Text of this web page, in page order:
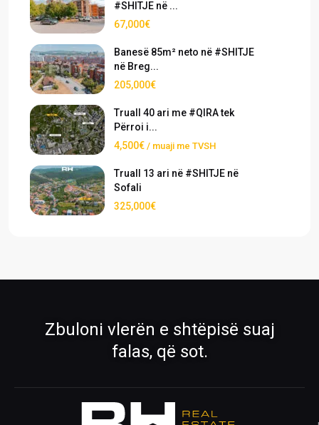
#SHITJE në ...
67,000€
Banesë 85m² neto në #SHITJE
në Breg...
205,000€
Truall 40 ari me #QIRA tek
Përroi i...
4,500€ / muaji me TVSH
Truall 13 ari në #SHITJE në
Sofali
325,000€
Zbuloni vlerën e shtëpisë suaj
falas, që sot.
Mëso më shumë për ekipin tonë
Kontakti
Na kontaktoni për çdo pyetje